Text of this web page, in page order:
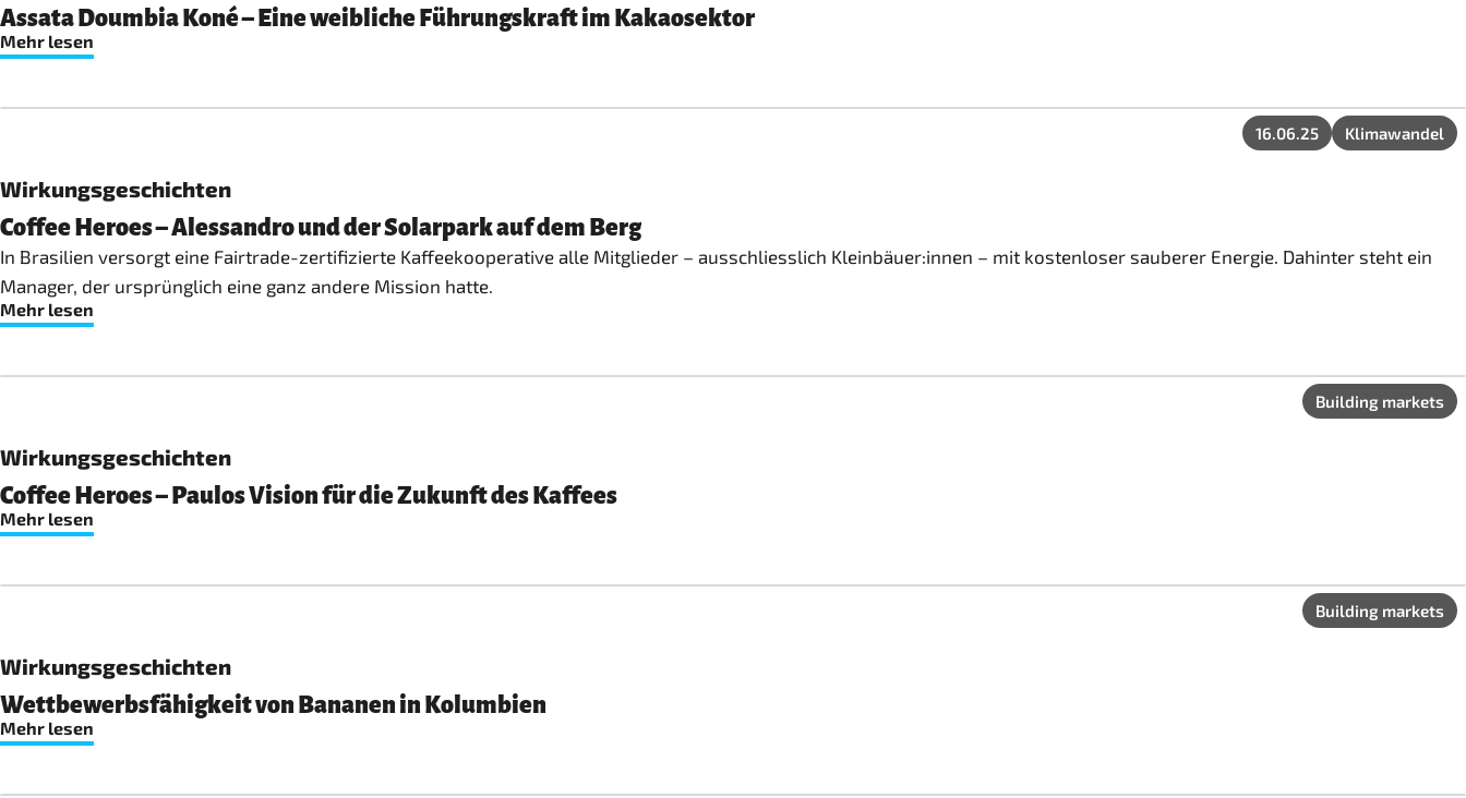
Assata Doumbia Koné – Eine weibliche Führungskraft im Kakaosektor
Mehr lesen
16.06.25 Klimawandel
Wirkungsgeschichten
Coffee Heroes – Alessandro und der Solarpark auf dem Berg
In Brasilien versorgt eine Fairtrade-zertifizierte Kaffeekooperative alle Mitglieder – ausschliesslich Kleinbäuer:innen – mit kostenloser sauberer Energie. Dahinter steht ein
Manager, der ursprünglich eine ganz andere Mission hatte.
Mehr lesen
Building markets
Wirkungsgeschichten
Coffee Heroes – Paulos Vision für die Zukunft des Kaffees
Mehr lesen
Building markets
Wirkungsgeschichten
Wettbewerbsfähigkeit von Bananen in Kolumbien
Mehr lesen